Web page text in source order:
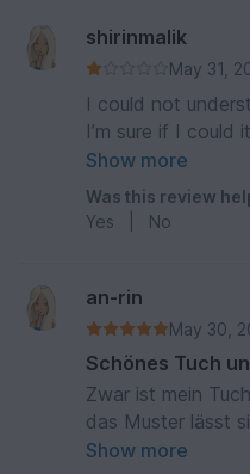
shirinmalik
May 31,
I could not
I’m sure if I could
would want to
Show more
Was this review
Yes
No
an-rin
May 30,
Schönes Tuch
Zwar ist mein
das Muster lässt
häkeln und sieht
Show more